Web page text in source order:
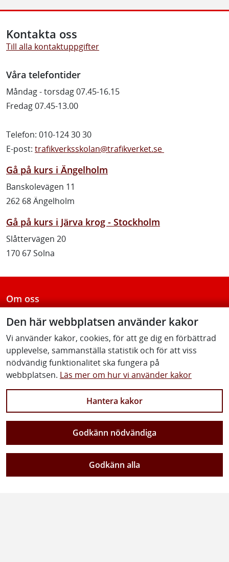
Den här webbplatsen använder kakor
Vi använder kakor, cookies, för att ge dig en förbättrad
upplevelse, sammanställa statistik och för att viss
nödvändig funktionalitet ska fungera på
webbplatsen. Läs mer om hur vi använder kakor
Hantera kakor
Godkänn nödvändiga
Godkänn alla
Kontakta oss
Till alla kontaktuppgifter
Våra telefontider
Måndag - torsdag 07.45-16.15
Fredag 07.45-13.00
Telefon: 010-124 30 30
E-post: trafikverksskolan@trafikverket.se
Gå på kurs i Ängelholm
Banskolevägen 11
262 68 Ängelholm
Gå på kurs i Järva krog - Stockholm
Slåttervägen 20
170 67 Solna
Om oss
Kundstöd - vi hjälper dig
Allmänna villkor
Fakturor till Trafikverket
Lediga jobb
Prenumerera på nyheter
Om webbplatsen
Coockiepolicy
Tillgänglighetsredogörelse